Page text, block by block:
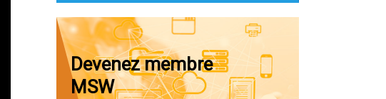
Devenez membre
MSW